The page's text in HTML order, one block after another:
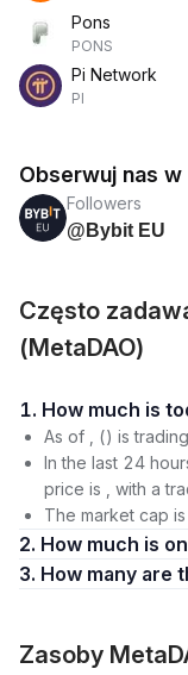
Pons
PONS
Pi Network
PI
Obserwuj nas
Followers
@Bybit EU
Często
(MetaDAO)
1.
As of , () is
In the last 24
price is , with a
The market cap
2. How much is
3. How
Zasoby